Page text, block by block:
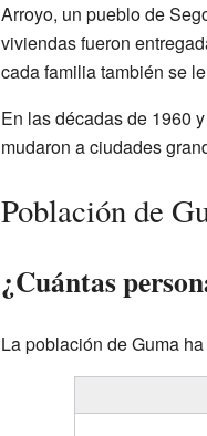
Arroyo, un pueblo de
viviendas fueron
cada familia también se
En las décadas de 1960
mudaron a ciudades
Población de
¿Cuántas
La población de Guma